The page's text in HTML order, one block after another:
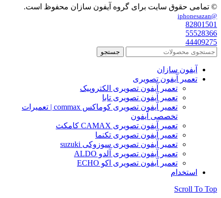
© تمامی حقوق سایت برای گروه آیفون سازان محفوظ است.
@iphonesazan
82801501
55528366
44409275
جستجو
آیفون سازان
تعمیر آیفون تصویری
تعمیر آیفون تصویری الکتروپیک
تعمیر آیفون تصویری تابا
تعمیر آیفون تصویری کوماکس commax | تعمیرات
تخصصی آیفون
تعمیر آیفون تصویری CAMAX کامکث
تعمیر آیفون تصویری تکنما
تعمیر آیفون تصویری سوزوکی suzuki
تعمیر آیفون تصویری آلدو ALDO
تعمیر آیفون تصویری اکو ECHO
استخدام
Scroll To Top